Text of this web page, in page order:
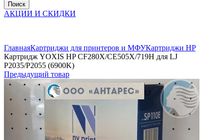
Поиск
АКЦИИ И СКИДКИ
ГлавнаяКартриджи для принтеров и МФУКартриджи HP
Картридж YOXIS HP CF280X/CE505X/719H для LJ
P2035/P2055 (6900K)
Предыдущий товар